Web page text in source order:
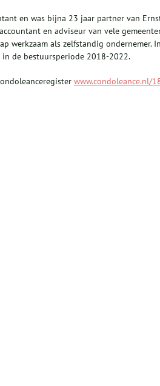
en was bijna 23 jaar partner van
en adviseur van vele
werkzaam als zelfstandig
de bestuursperiode 2018-2022.
www.condoleance.nl/